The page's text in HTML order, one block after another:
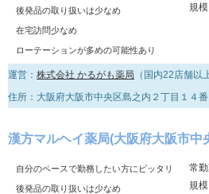
後発品の取り扱いは少なめ
在宅訪問少なめ
ローテーションが多めの可能性あり
規
運営： 株式会社 かるがも薬局 （国内22店舗以
住所：大阪府大阪市中央区島之内２丁目１４
漢方マルヘイ薬局(大阪府大阪市中
自分のペースで勤務したい方にピッタリ
後発品の取り扱いは少なめ
常
規